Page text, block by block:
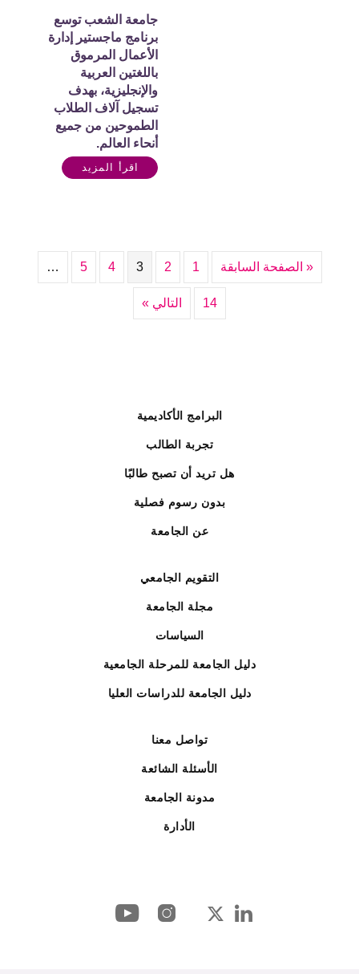
جامعة الشعب توسع
برنامج ماجستير إدارة
الأعمال المرموق
باللغتين العربية
والإنجليزية، بهدف
تسجيل آلاف الطلاب
الطموحين من جميع
أنحاء العالم.
اقرأ المزيد
« الصفحة السابقة 1
2
3
4
5
…
14 التالي »
البرامج الأكاديمية
تجربة الطالب
هل تريد أن تصبح طالبًا
بدون رسوم فصلية
عن الجامعة
التقويم الجامعي
مجلة الجامعة
السياسات
دليل الجامعة للمرحلة الجامعية
دليل الجامعة للدراسات العليا
تواصل معنا
الأسئلة الشائعة
مدونة الجامعة
الأدارة